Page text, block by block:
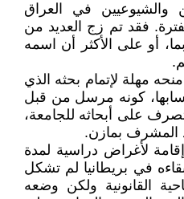
والشيوعيين في العراق
فقد تم زج العديد من
أو على الأكثر أن اسمه
مهلة لإتمام بحثه الذي
كونه مرسل من قبل
على أبحاثه للجامعة،
المشرف بمازن.
لأغراض دراسية لمدة
في بريطانيا لم تشكل
القانونية ولكن وضعه